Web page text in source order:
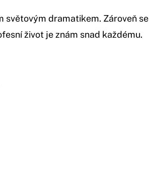
světovým dramatikem. Zároveň se
život je znám snad každému.